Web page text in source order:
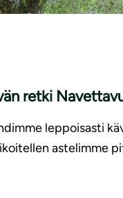
retki
leppoisasti
astelimme